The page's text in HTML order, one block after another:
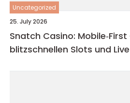
Uncategorized
25. July 2026
Snatch Casino:
blitzschnellen Slots und